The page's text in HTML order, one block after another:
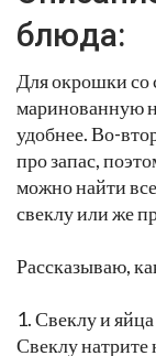
блюда:
Для окрошки со
маринованную
удобнее. Во-
про запас,
можно найти
свеклу или же
Рассказываю,
1. Свеклу и
Свеклу натрите